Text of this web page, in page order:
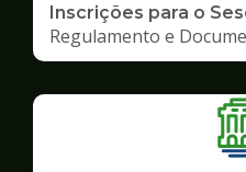
Inscrições para o
Regulamento e